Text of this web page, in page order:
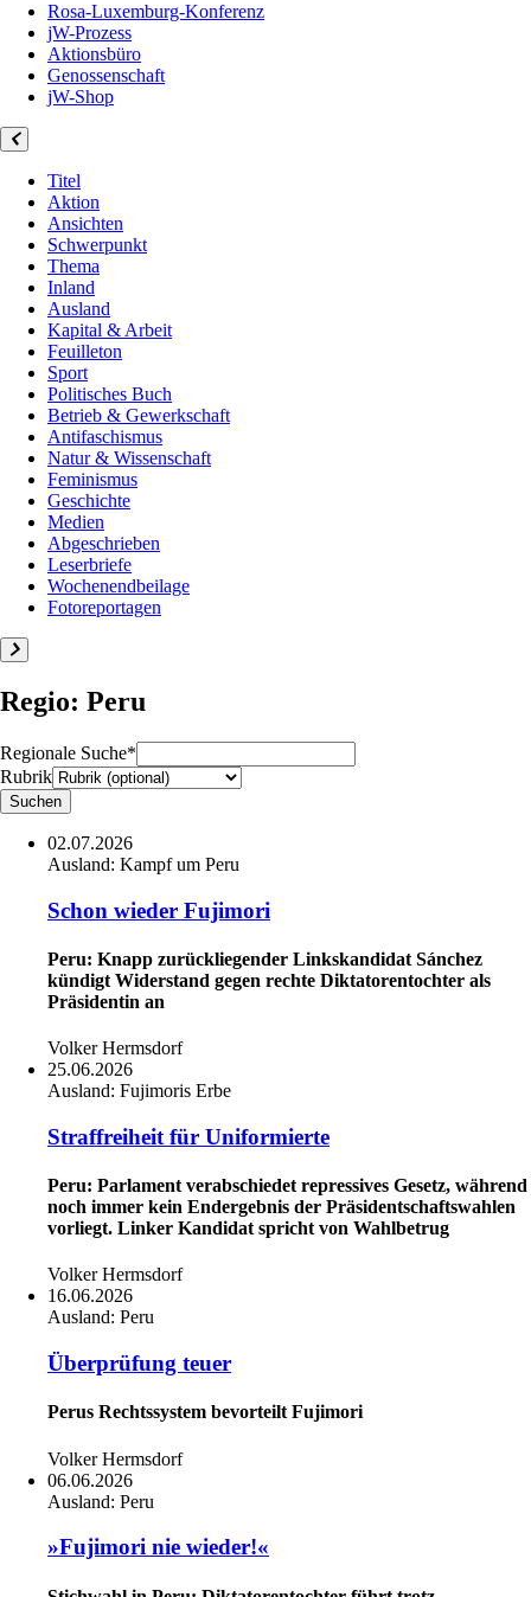
Rosa-Luxemburg-Konferenz
jW-Prozess
Aktionsbüro
Genossenschaft
jW-Shop
Titel
Aktion
Ansichten
Schwerpunkt
Thema
Inland
Ausland
Kapital & Arbeit
Feuilleton
Sport
Politisches Buch
Betrieb & Gewerkschaft
Antifaschismus
Natur & Wissenschaft
Feminismus
Geschichte
Medien
Abgeschrieben
Leserbriefe
Wochenendbeilage
Fotoreportagen
Regio: Peru
Regionale Suche*
Rubrik
02.07.2026
Ausland: Kampf um Peru
Schon wieder Fujimori
Peru: Knapp zurückliegender Linkskandidat Sánchez
kündigt Widerstand gegen rechte Diktatorentochter als
Präsidentin an
Volker Hermsdorf
25.06.2026
Ausland: Fujimoris Erbe
Straffreiheit für Uniformierte
Peru: Parlament verabschiedet repressives Gesetz, während
noch immer kein Endergebnis der Präsidentschaftswahlen
vorliegt. Linker Kandidat spricht von Wahlbetrug
Volker Hermsdorf
16.06.2026
Ausland: Peru
Überprüfung teuer
Perus Rechtssystem bevorteilt Fujimori
Volker Hermsdorf
06.06.2026
Ausland: Peru
»Fujimori nie wieder!«